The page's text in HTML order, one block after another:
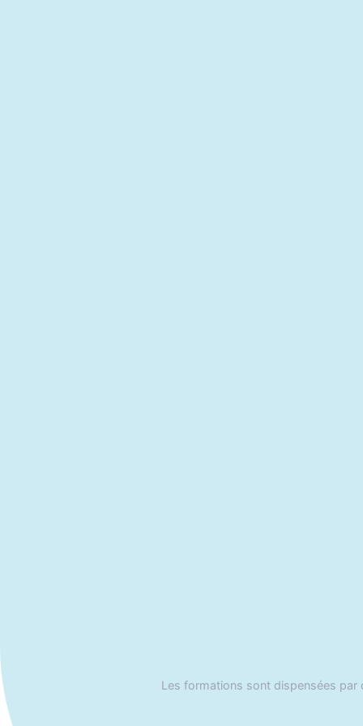
Les formations sont dispensées par